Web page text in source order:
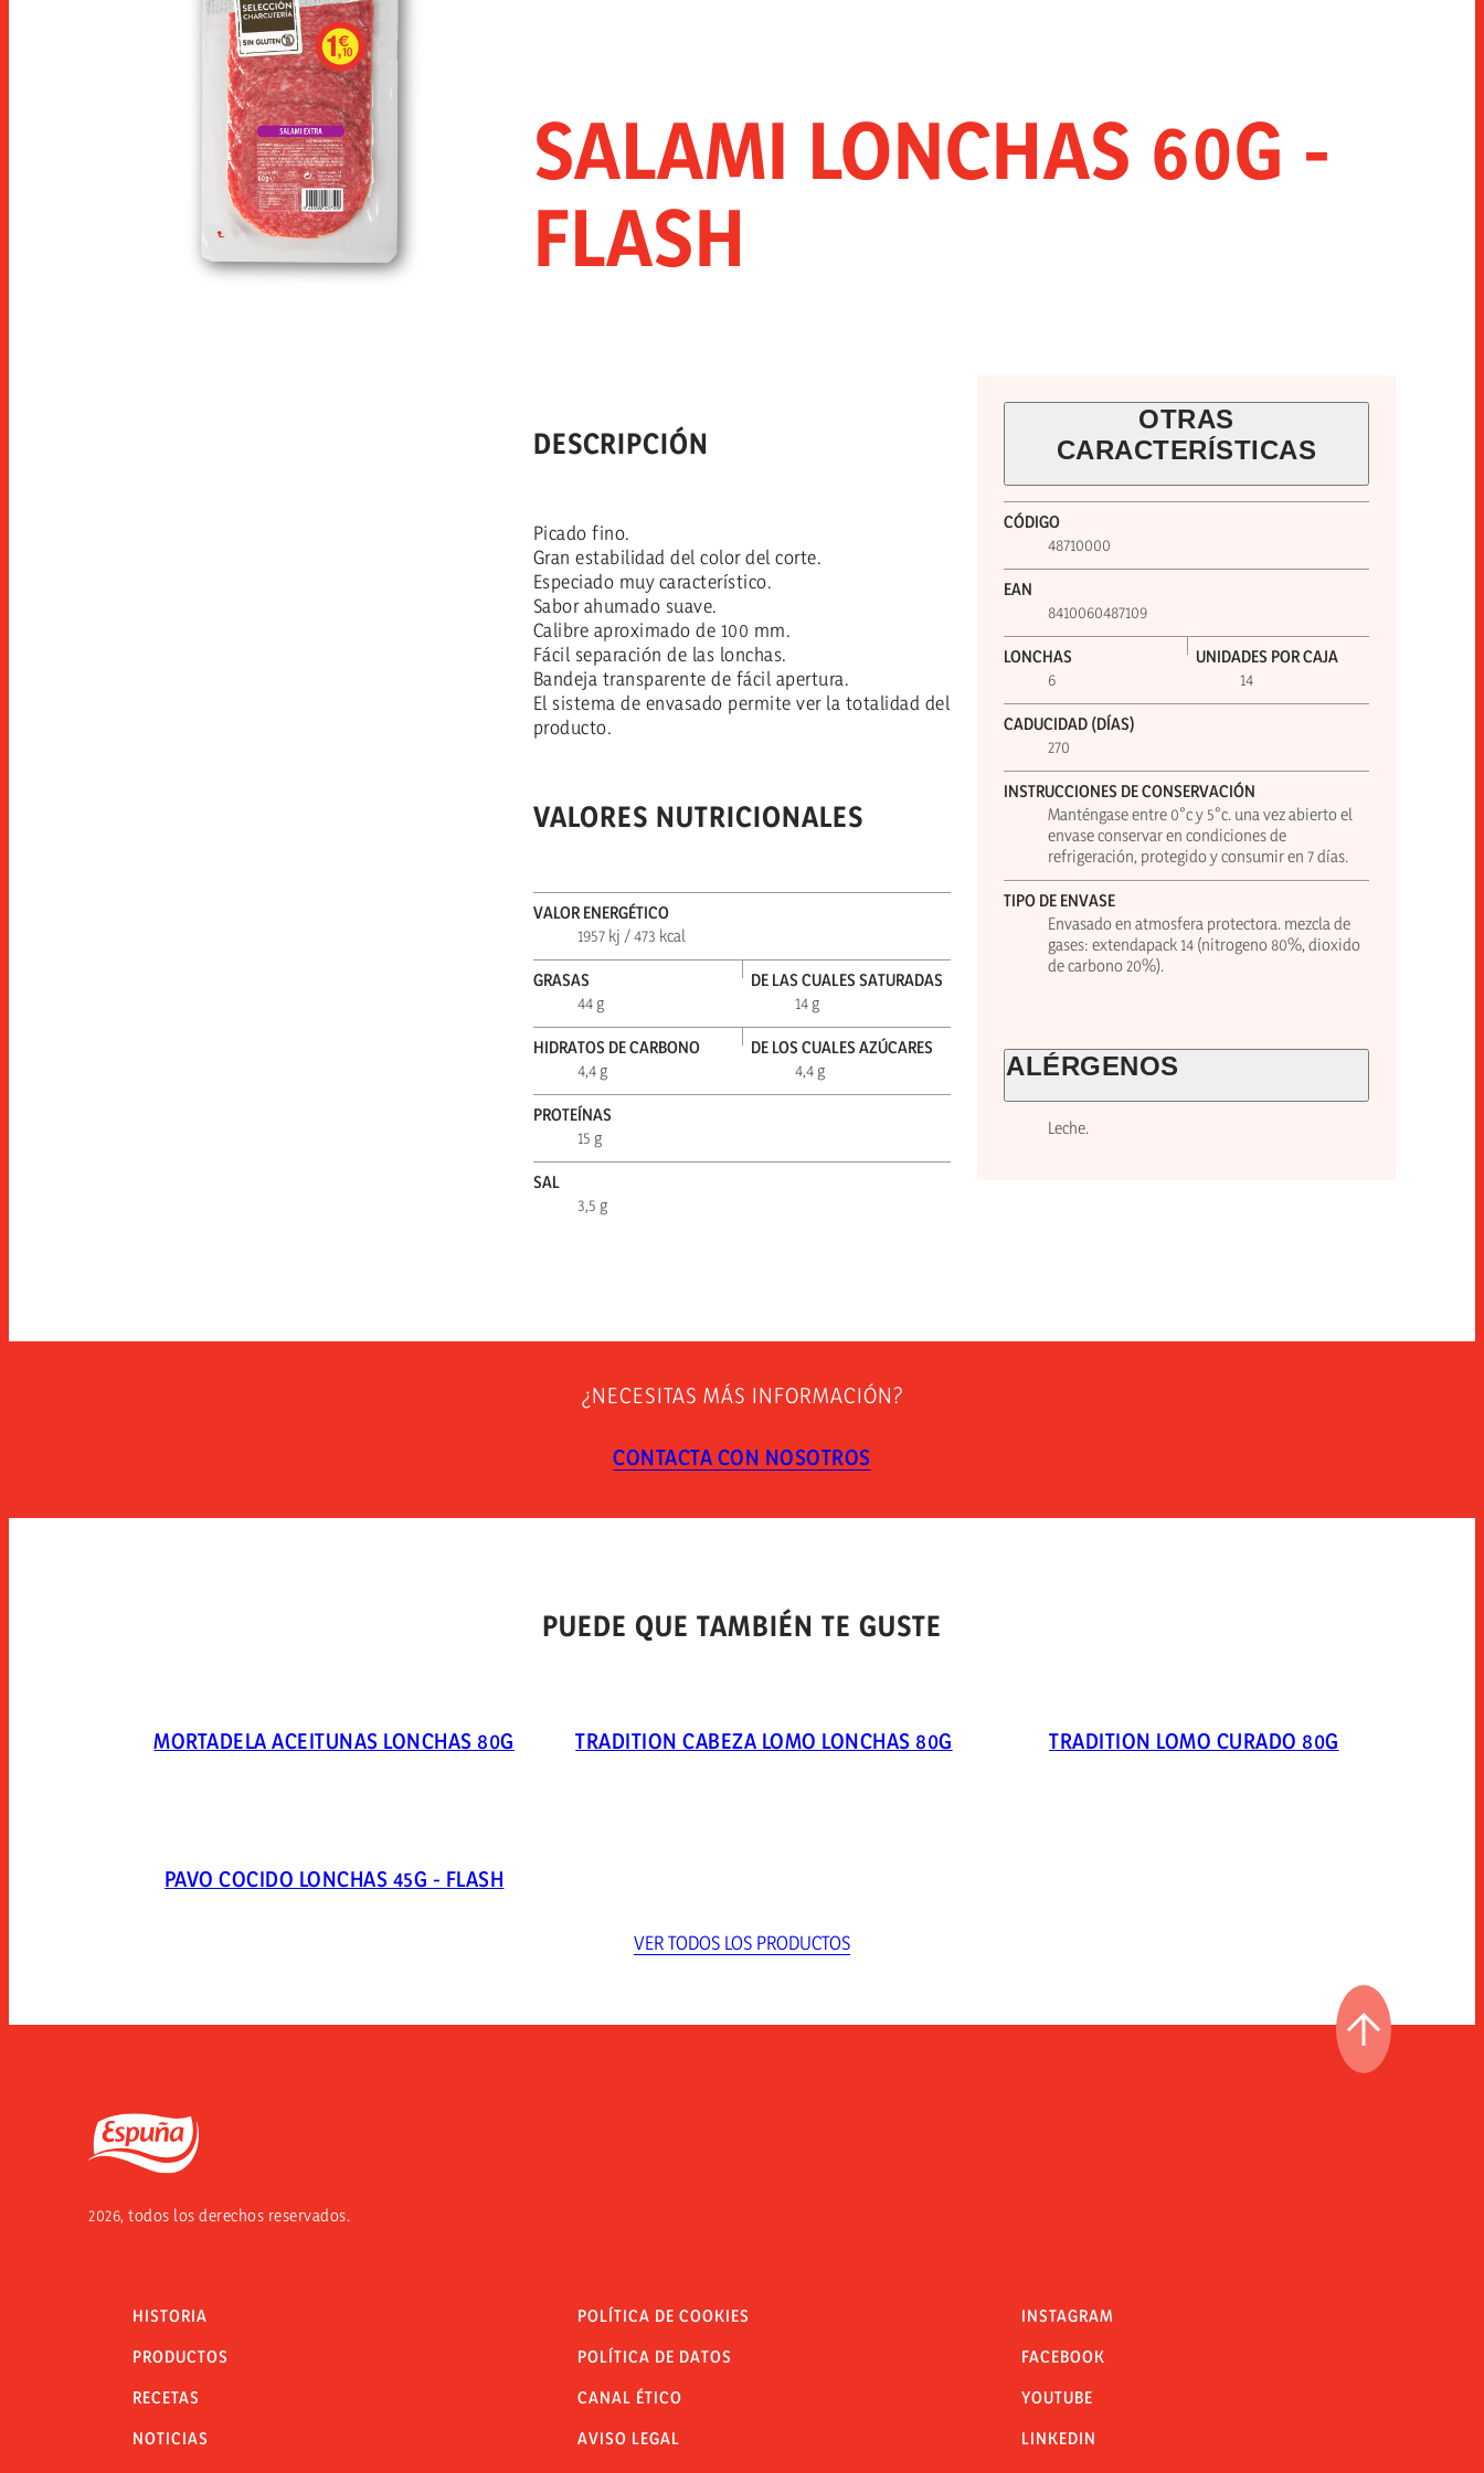
SALAMI LONCHAS 60G -
FLASH
DESCRIPCIÓN
Picado fino.
Gran estabilidad del color del corte.
Especiado muy característico.
Sabor ahumado suave.
Calibre aproximado de 100 mm.
Fácil separación de las lonchas.
Bandeja transparente de fácil apertura.
El sistema de envasado permite ver la totalidad del
producto.
VALORES NUTRICIONALES
VALOR ENERGÉTICO
1957 kj / 473 kcal
GRASAS
44 g
DE LAS CUALES SATURADAS
14 g
HIDRATOS DE CARBONO
4,4 g
DE LOS CUALES AZÚCARES
4,4 g
PROTEÍNAS
15 g
SAL
3,5 g
OTRAS
CARACTERÍSTICAS
CÓDIGO
48710000
EAN
8410060487109
LONCHAS
6
UNIDADES POR CAJA
14
CADUCIDAD (DÍAS)
270
INSTRUCCIONES DE CONSERVACIÓN
Manténgase entre 0°c y 5°c. una vez abierto el
envase conservar en condiciones de
refrigeración, protegido y consumir en 7 días.
TIPO DE ENVASE
Envasado en atmosfera protectora. mezcla de
gases: extendapack 14 (nitrogeno 80%, dioxido
de carbono 20%).
ALÉRGENOS
Leche
¿NECESITAS MÁS INFORMACIÓN?
CONTACTA CON NOSOTROS
PUEDE QUE TAMBIÉN TE GUSTE
MORTADELA ACEITUNAS LONCHAS 80G TRADITION CABEZA LOMO LONCHAS 80G TRADITION LOMO CURADO 80G
PAVO COCIDO LONCHAS 45G - FLASH
VER TODOS LOS PRODUCTOS
Espuña
2026, todos los derechos reservados.
HISTORIA
PRODUCTOS
RECETAS
NOTICIAS
POLÍTICA DE COOKIES
POLÍTICA DE DATOS
CANAL ÉTICO
AVISO LEGAL
INSTAGRAM
FACEBOOK
YOUTUBE
LINKEDIN
IR AL